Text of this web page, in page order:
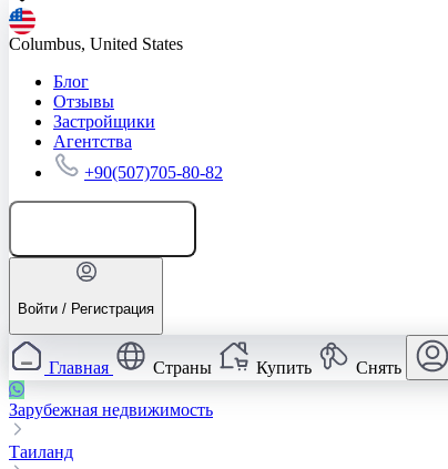
Columbus, United States
Блог
Отзывы
Застройщики
Агентства
+90(507)705-80-82
Войти / Регистрация
Главная Страны Купить Снять
Зарубежная недвижимость
Таиланд